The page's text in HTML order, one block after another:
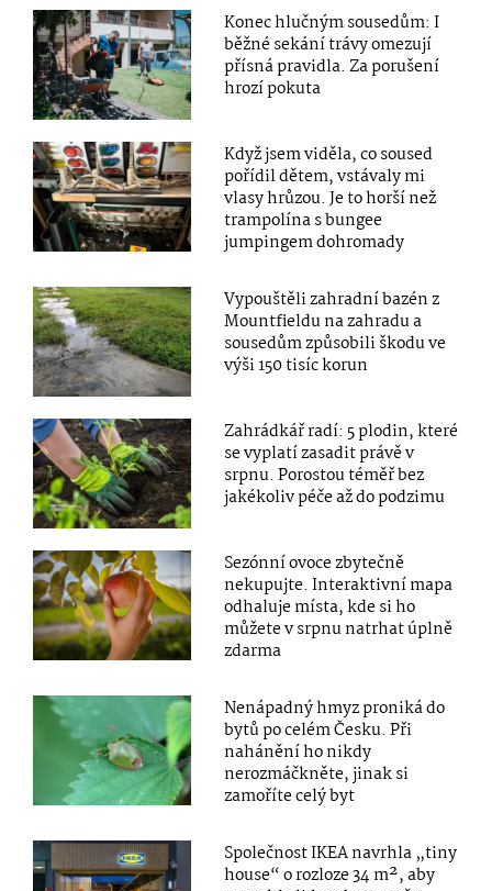
Konec hlučným sousedům: I
běžné sekání trávy omezují
přísná pravidla. Za porušení
hrozí pokuta
Když jsem viděla, co soused
pořídil dětem, vstávaly mi
vlasy hrůzou. Je to horší než
trampolína s bungee
jumpingem dohromady
Vypouštěli zahradní bazén z
Mountfieldu na zahradu a
sousedům způsobili škodu ve
výši 150 tisíc korun
Zahrádkář radí: 5 plodin, které
se vyplatí zasadit právě v
srpnu. Porostou téměř bez
jakékoliv péče až do podzimu
Sezónní ovoce zbytečně
nekupujte. Interaktivní mapa
odhaluje místa, kde si ho
můžete v srpnu natrhat úplně
zdarma
Nenápadný hmyz proniká do
bytů po celém Česku. Při
nahánění ho nikdy
nerozmáčkněte, jinak si
zamoříte celý byt
Společnost IKEA navrhla „tiny
house“ o rozloze 34 m², aby